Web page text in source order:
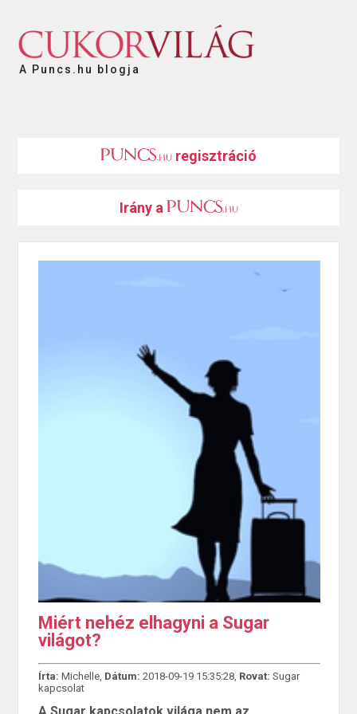
A Puncs.hu blogja
regisztráció
Irány a
Miért nehéz elhagyni a Sugar
világot?
Írta: Michelle, Dátum: 2018-09-19 15:35:28, Rovat: Sugar
kapcsolat